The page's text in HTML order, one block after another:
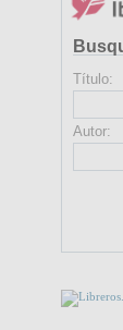
Título:
Autor: